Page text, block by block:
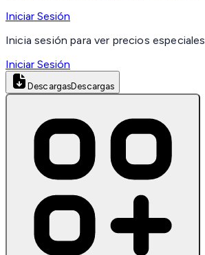
Iniciar Sesión
Inicia sesión para ver precios especiales
Iniciar Sesión
DescargasDescargas